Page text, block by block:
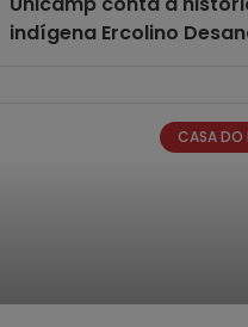
indígena Ercolino
CASA DO